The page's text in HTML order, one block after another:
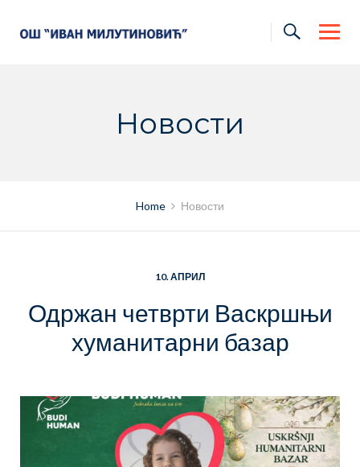
Новости
Home Новости
10. АПРИЛ
Одржан четврти Васкршњи
хуманитарни базар